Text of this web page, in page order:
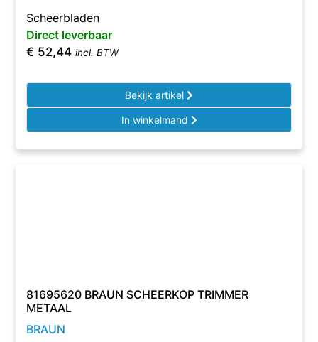
Scheerbladen
Direct leverbaar
€ 52,44 incl. BTW
Bekijk artikel
In winkelmand
81695620 BRAUN SCHEERKOP TRIMMER
METAAL
BRAUN